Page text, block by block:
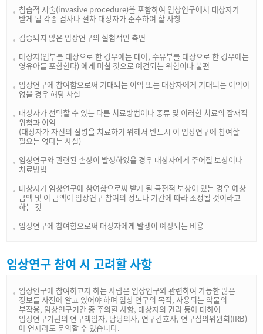
침습적 시술(invasive procedure)을 포함하여 임상연구에서 대상자가
받게 될 각종 검사나 절차 대상자가 준수하여 할 사항
검증되지 않은 임상연구의 실험적인 측면
대상자(임부를 대상으로 한 경우에는 태아, 수유부를 대상으로 한 경우에는
영유아를 포함한다) 에게 미칠 것으로 예견되는 위험이나 불편
임상연구에 참여함으로써 기대되는 이익 또는 대상자에게 기대되는 이익이
없을 경우 해당 사실
대상자가 선택할 수 있는 다른 치료방법이나 종류 및 이러한 치료의 잠재적
위험과 이익
(대상자가 자신의 질병을 치료하기 위해서 반드시 이 임상연구에 참여할
필요는 없다는 사실)
임상연구와 관련된 손상이 발생하였을 경우 대상자에게 주어질 보상이나
치료방법
대상자가 임상연구에 참여함으로써 받게 될 금전적 보상이 있는 경우 예상
금액 및 이 금액이 임상연구 참여의 정도나 기간에 따라 조정될 것이라고
하는 것
임상연구에 참여함으로써 대상자에게 발생이 예상되는 비용
임상연구 참여 시 고려할 사항
임상연구에 참여하고자 하는 사람은 임상연구와 관련하여 가능한 많은
정보를 사전에 알고 있어야 하며 임상 연구의 목적, 사용되는 약물의
부작용, 임상연구기간 중 주의할 사항, 대상자의 권리 등에 대하여
임상연구기관의 연구책임자, 담당의사, 연구간호사, 연구심의위원회(IRB)
에 언제라도 문의할 수 있습니다.